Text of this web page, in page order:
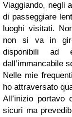
Viaggiando, negli
di passeggiare
luoghi visitati.
non si va in
disponibili ad
dall’immancabile
Nelle mie
ho attraversato
All’inizio
sicuri ma